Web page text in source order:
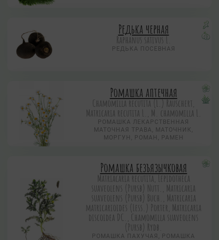
Редька черная
Raphanus sativus L.
РЕДЬКА ПОСЕВНАЯ
Ромашка аптечная
Chamomilla recutita (L.) Rauschert,
Matricaria recutita L., M. chamomilla L.
РОМАШКА ЛЕКАРСТВЕННАЯ
МАТОЧНАЯ ТРАВА, МАТОЧНИК,
МОРГУН, РОМАН, РАМЕН
Ромашка безъязычковая
Matriacaria recutita, Lepidotheca
suaveolens (Pursb) Nutt., Matricaria
suaveolens (Pursb) Buch., Matricaria
matricarioides (Less.) Porter, Matricaria
discoidea DC., Chamomilla suaveolens
(Pursb) Rydb.
РОМАШКА ПАХУЧАЯ, РОМАШКА